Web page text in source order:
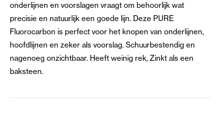
onderlijnen en voorslagen vraagt om behoorlijk wat
precisie en natuurlijk een goede lijn. Deze PURE
Fluorocarbon is perfect voor het knopen van onderlijnen,
hoofdlijnen en zeker als voorslag. Schuurbestendig en
nagenoeg onzichtbaar. Heeft weinig rek, Zinkt als een
baksteen.